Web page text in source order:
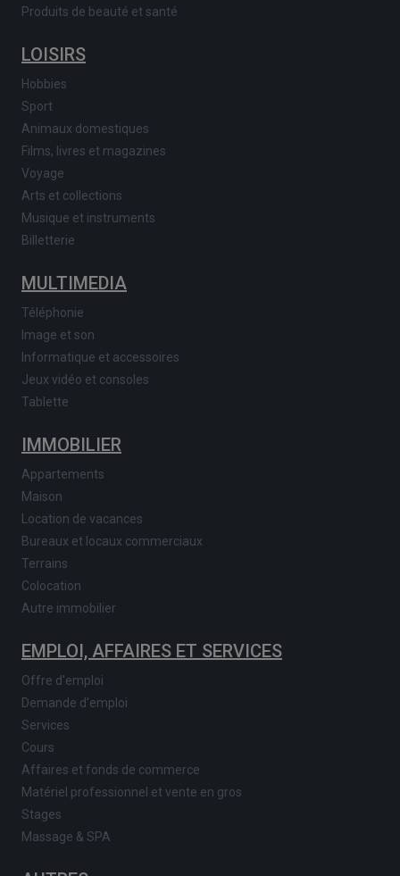
Produits de beauté et santé
LOISIRS
Hobbies
Sport
Animaux domestiques
Films, livres et magazines
Voyage
Arts et collections
Musique et instruments
Billetterie
MULTIMEDIA
Téléphonie
Image et son
Informatique et accessoires
Jeux vidéo et consoles
Tablette
IMMOBILIER
Appartements
Maison
Location de vacances
Bureaux et locaux commerciaux
Terrains
Colocation
Autre immobilier
EMPLOI, AFFAIRES ET SERVICES
Offre d'emploi
Demande d'emploi
Services
Cours
Affaires et fonds de commerce
Matériel professionnel et vente en gros
Stages
Massage & SPA